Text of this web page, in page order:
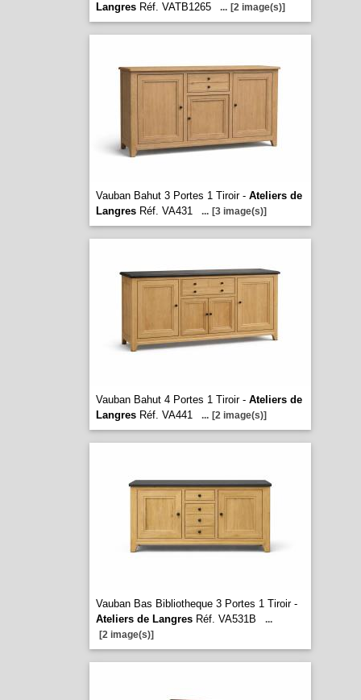
LangresRéf. VATB1265 ... [2 image(s)]
Vauban Bahut 3 Portes 1 Tiroir - Ateliers de
LangresRéf. VA431 ... [3 image(s)]
Vauban Bahut 4 Portes 1 Tiroir - Ateliers de
LangresRéf. VA441 ... [2 image(s)]
Vauban Bas Bibliotheque 3 Portes 1 Tiroir -
Ateliers de LangresRéf. VA531B
...
[2 image(s)]